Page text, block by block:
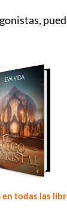
en todas las